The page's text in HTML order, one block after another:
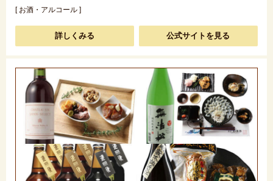
[ お酒・アルコール ]
詳しくみる 公式サイトを見る